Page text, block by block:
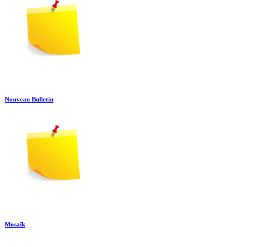
Nouveau Bulletin
Mosaïk